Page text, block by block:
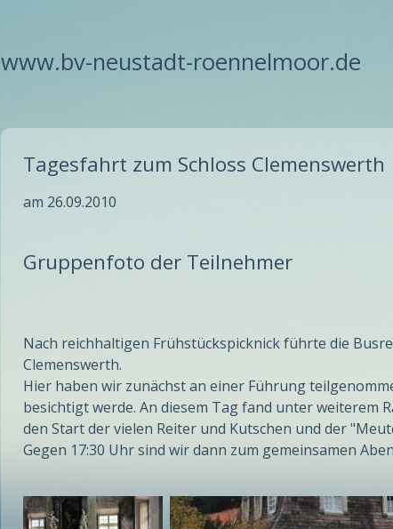
www.bv-neustadt-roennelmoor.de
Tagesfahrt zum Schloss Clemenswerth
am 26.09.2010
Gruppenfoto der Teilnehmer
Nach reichhaltigen Frühstückspicknick führte die
Clemenswerth.
Hier haben wir zunächst an einer Führung
besichtigt werde. An diesem Tag fand unter weiterem
den Start der vielen Reiter und Kutschen und der
Gegen 17:30 Uhr sind wir dann zum gemeinsamen